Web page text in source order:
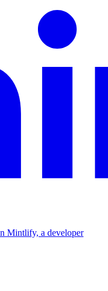
Mintlify, a developer